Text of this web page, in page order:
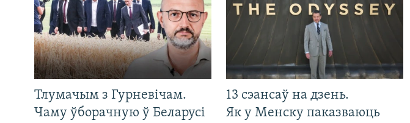
Тлумачым з Гурневічам.
Чаму ўборачную ў Беларусі
13 сэансаў на дзень.
Як у Менску паказваюць